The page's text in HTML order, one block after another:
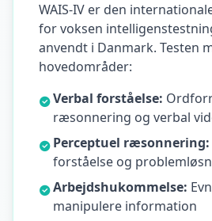
I
Q
I
m
r
o
e
m
n
t
WAIS-IV er den
for voksen
anvendt i Danmark. Testen
hovedområder:
Verbal forståelse:
ræsonnering og verbal
Perceptuel ræsonnering:
forståelse og
Arbejdshukommelse:
manipulere information